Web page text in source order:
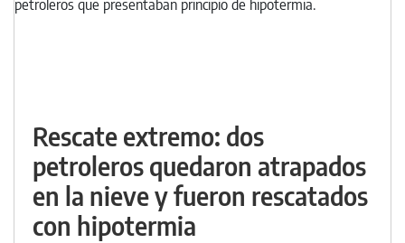
Rescate extremo: dos
petroleros quedaron atrapados
en la nieve y fueron rescatados
con hipotermia